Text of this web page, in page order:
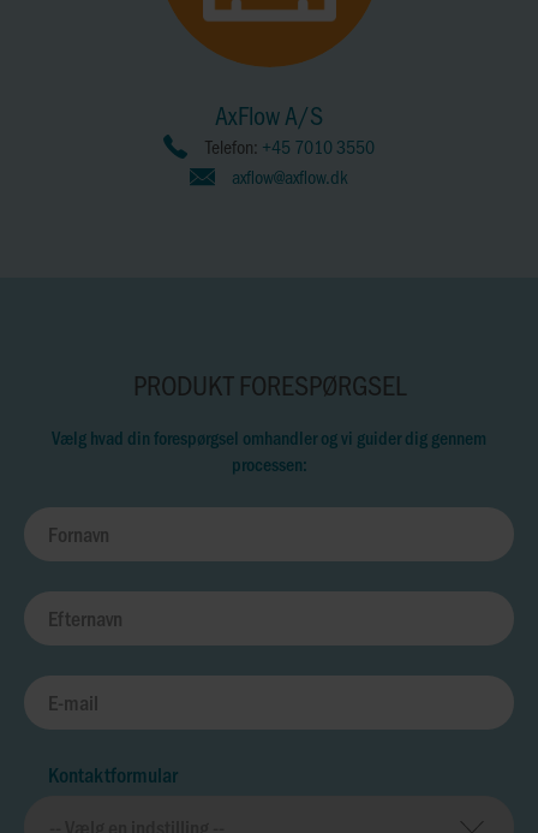
AxFlow A/S
Telefon: +45 7010 3550
axflow@axflow.dk
PRODUKT FORESPØRGSEL
Vælg hvad din forespørgsel omhandler og vi guider dig gennem
processen:
Kontaktformular